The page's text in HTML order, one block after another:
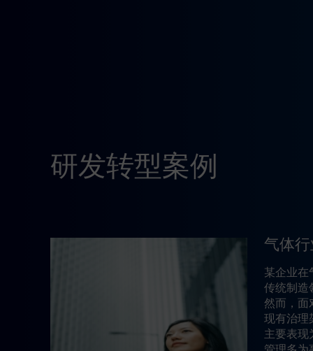
研发转型案例
气体
某企业在
传统制造
然而，面
现有治理
主要表现